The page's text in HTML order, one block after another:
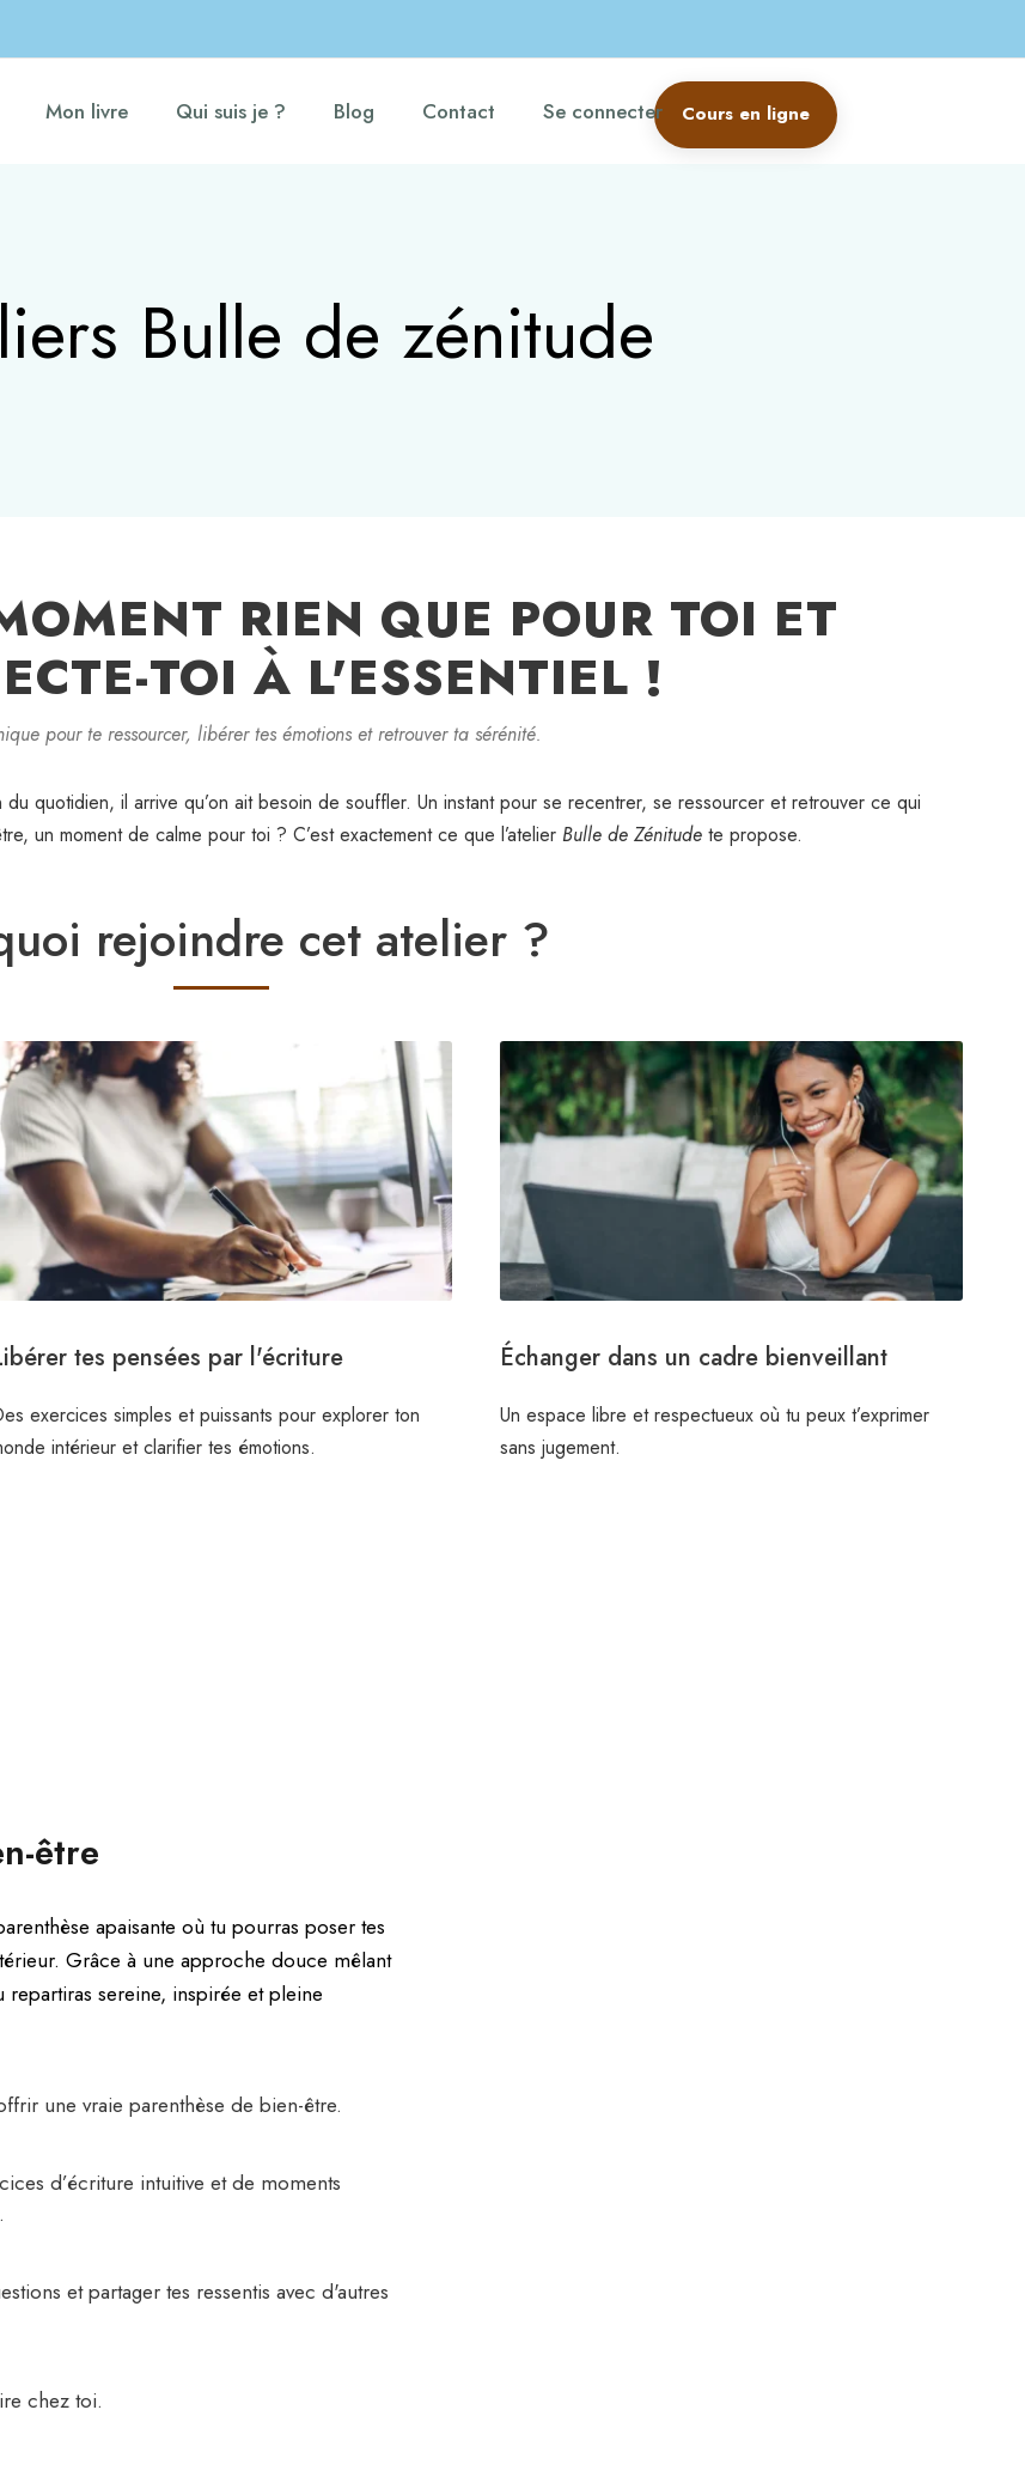
Mon livre Qui suis je ? Blog Contact Se connecter Cours en ligne
Bulle de zénitude
RIEN QUE POUR TOI ET
TOI À L'ESSENTIEL !
pour te ressourcer, libérer tes émotions et retrouver ta sérénité.
quotidien, il arrive qu’on ait besoin de souffler. Un instant pour se recentrer, se ressourcer et retrouver ce qui
un moment de calme pour toi ? C’est exactement ce que l’atelier Bulle de Zénitude te propose.
rejoindre cet atelier ?
tes pensées par l'écriture
exercices simples et puissants pour explorer ton
intérieur et clarifier tes émotions.
Échanger dans un cadre bienveillant
Un espace libre et respectueux où tu peux t’exprimer
sans jugement.
être
apaisante où tu pourras poser tes
Grâce à une approche douce mêlant
sereine, inspirée et pleine
une vraie parenthèse de bien-être.
d’écriture intuitive et de moments
et partager tes ressentis avec d'autres
chez toi.